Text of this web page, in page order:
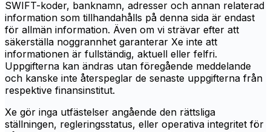
SWIFT-koder, banknamn, adresser och annan relaterad
information som tillhandahålls på denna sida är endast
för allmän information. Även om vi strävar efter att
säkerställa noggrannhet garanterar Xe inte att
informationen är fullständig, aktuell eller felfri.
Uppgifterna kan ändras utan föregående meddelande
och kanske inte återspeglar de senaste uppgifterna från
respektive finansinstitut.
Xe gör inga utfästelser angående den rättsliga
ställningen, regleringsstatus, eller operativa integritet för